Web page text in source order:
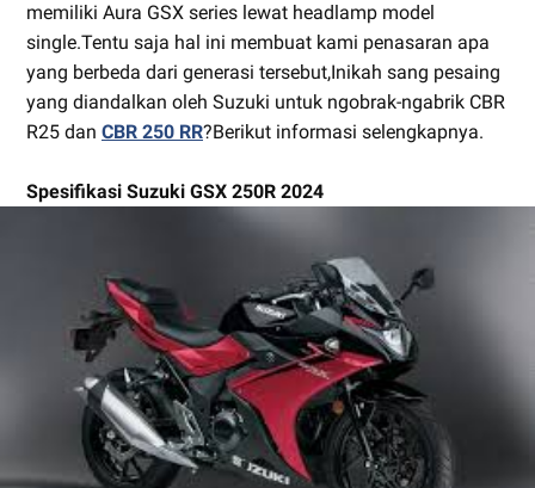
memiliki Aura GSX series lewat headlamp model
single.Tentu saja hal ini membuat kami penasaran apa
yang berbeda dari generasi tersebut,Inikah sang pesaing
yang diandalkan oleh Suzuki untuk ngobrak-ngabrik CBR
R25 dan CBR 250 RR?Berikut informasi selengkapnya.
Spesifikasi Suzuki GSX 250R 2024